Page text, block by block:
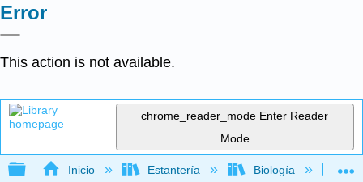
Error
This action is not available.
chrome_reader_mode Enter Reader
Mode
Expandir/contraer jerarquía global
Inicio Estantería Biología